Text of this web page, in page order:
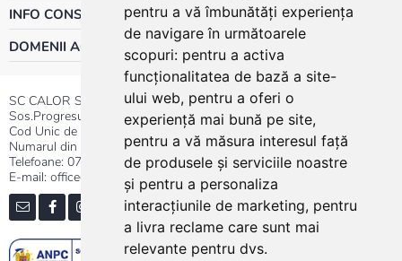
pentru a vă îmbunătăți experiența
de navigare în următoarele
scopuri: pentru a activa
funcționalitatea de bază a site-
ului web, pentru a oferi o
experiență mai bună pe site,
pentru a vă măsura interesul față
de produsele și serviciile noastre
și pentru a personaliza
interacțiunile de marketing, pentru
a livra reclame care sunt mai
relevante pentru dvs.
INFO CONSUMATOR
DOMENII ACTIVITATE
SC CALOR SRL
Sos.Progresului nr.30-40, Sector 5, Bucuresti
Cod Unic de Inregistrare: RO 3004724
Numarul din Registrul Comertului:J40/13176/1991
Telefoane: 0737.23.44.44|021.411.44.44
E-mail: office@calor.ro